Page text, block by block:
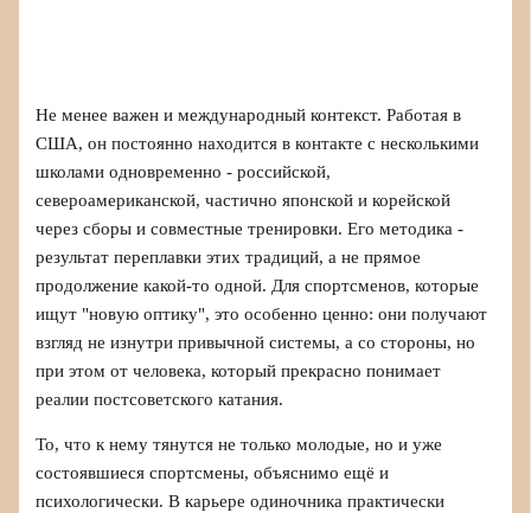
Не менее важен и международный контекст. Работая в
США, он постоянно находится в контакте с несколькими
школами одновременно - российской,
североамериканской, частично японской и корейской
через сборы и совместные тренировки. Его методика -
результат переплавки этих традиций, а не прямое
продолжение какой-то одной. Для спортсменов, которые
ищут "новую оптику", это особенно ценно: они получают
взгляд не изнутри привычной системы, а со стороны, но
при этом от человека, который прекрасно понимает
реалии постсоветского катания.
То, что к нему тянутся не только молодые, но и уже
состоявшиеся спортсмены, объяснимо ещё и
психологически. В карьере одиночника практически